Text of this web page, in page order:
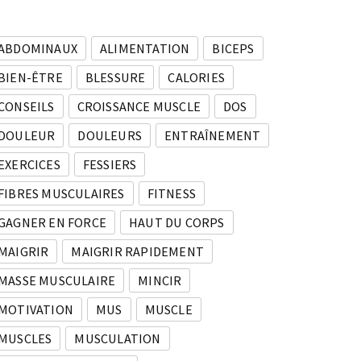
ALIMENTATION
BICEPS
ÊTRE
BLESSURE
CALORIES
CROISSANCE MUSCLE
DOS
DOULEURS
ENTRAÎNEMENT
FESSIERS
MUSCULAIRES
FITNESS
EN FORCE
HAUT DU CORPS
MAIGRIR RAPIDEMENT
MUSCULAIRE
MINCIR
MUS
MUSCLE
MUSCULATION